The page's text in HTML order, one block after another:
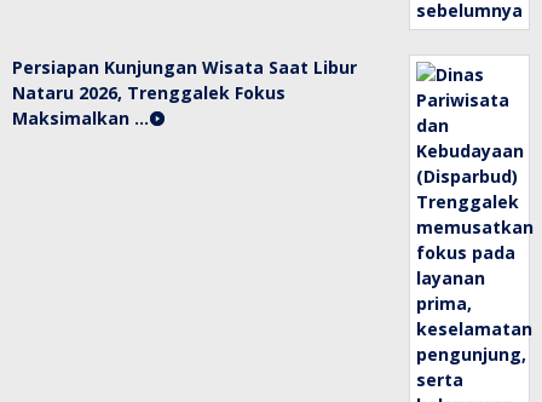
Persiapan Kunjungan Wisata Saat Libur
Nataru 2026, Trenggalek Fokus
Maksimalkan …